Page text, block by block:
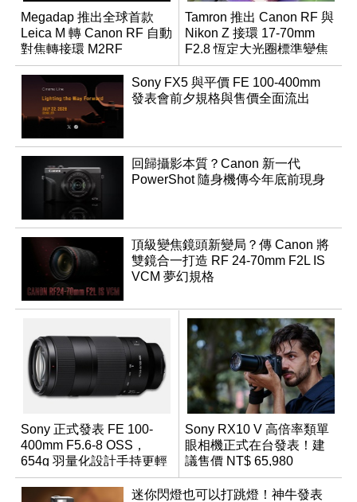
Megadap 推出全球首款
Leica M 轉 Canon RF 自動
對焦轉接環 M2RF
Tamron 推出 Canon RF 與
Nikon Z 接環 17-70mm
F2.8 恆定大光圈標準變焦
鏡
Sony FX5 與平價 FE 100-400mm
發表會前夕規格與售價全面流出
回歸攝影本質？Canon 新一代
PowerShot 隨身機傳今年底前現身
頂級變焦鏡頭新變局？傳 Canon 將
雙鏡合一打造 RF 24-70mm F2L IS
VCM 夢幻規格
Sony 正式發表 FE 100-
400mm F5.6-8 OSS，
654g 羽量化設計手持更輕
鬆
Sony RX10 V 高倍率類單
眼相機正式在台發表！建
議售價 NT$ 65,980
迷你閃燈也可以打跳燈！神牛發表